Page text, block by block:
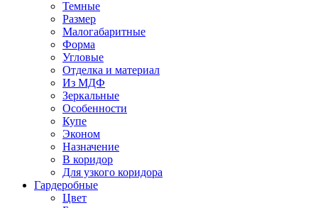
Темные
Размер
Малогабаритные
Форма
Угловые
Отделка и материал
Из МДФ
Зеркальные
Особенности
Купе
Эконом
Назначение
В коридор
Для узкого коридора
Гардеробные
Цвет